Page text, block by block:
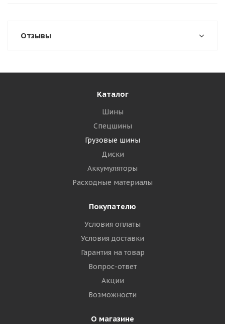
Отзывы
Каталог
Шины
Спецшины
Грузовые шины
Диски
Аккумуляторы
Расходные материалы
Покупателю
Условия оплаты
Условия доставки
Гарантия на товар
Вопрос-ответ
Акции
Возможности
О магазине